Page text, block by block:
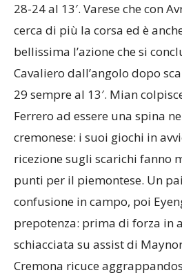
28-24 al 13′. Varese che con
cerca di più la corsa ed è
bellissima l’azione che si
Cavaliero dall’angolo dopo
29 sempre al 13′. Mian
Ferrero ad essere una spina
cremonese: i suoi giochi in
ricezione sugli scarichi fanno
punti per il piemontese. Un
confusione in campo, poi
prepotenza: prima di forza in
schiacciata su assist di
Cremona ricuce